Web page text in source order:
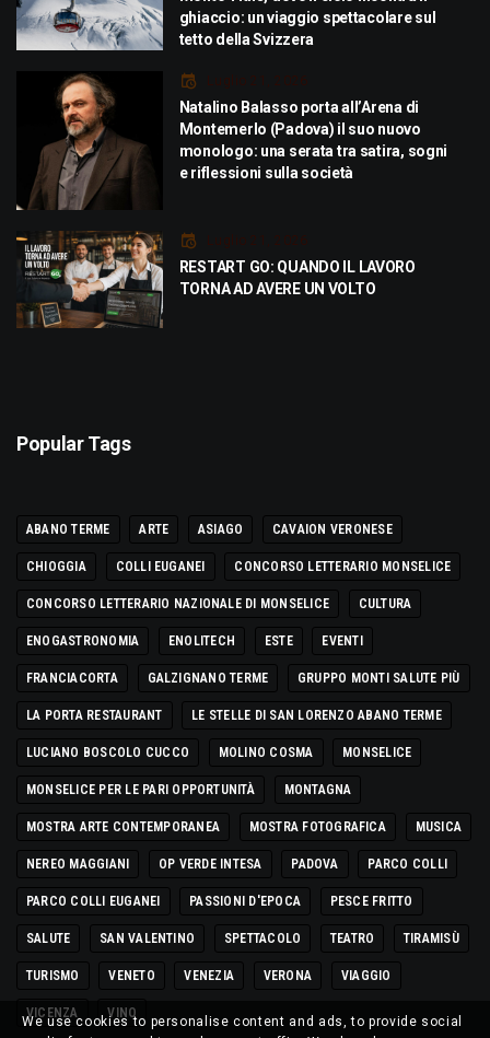
ghiaccio: un viaggio spettacolare sul
tetto della Svizzera
Luglio 21, 2026
Natalino Balasso porta all’Arena di
Montemerlo (Padova) il suo nuovo
monologo: una serata tra satira, sogni
e riflessioni sulla società
Luglio 21, 2026
RESTART GO: QUANDO IL LAVORO
TORNA AD AVERE UN VOLTO
Popular Tags
ABANO TERME ARTE ASIAGO CAVAION VERONESE
CHIOGGIA COLLI EUGANEI CONCORSO LETTERARIO MONSELICE
CONCORSO LETTERARIO NAZIONALE DI MONSELICE CULTURA
ENOGASTRONOMIA ENOLITECH ESTE EVENTI
FRANCIACORTA GALZIGNANO TERME GRUPPO MONTI SALUTE PIÙ
LA PORTA RESTAURANT LE STELLE DI SAN LORENZO ABANO TERME
LUCIANO BOSCOLO CUCCO MOLINO COSMA MONSELICE
MONSELICE PER LE PARI OPPORTUNITÀ MONTAGNA
MOSTRA ARTE CONTEMPORANEA MOSTRA FOTOGRAFICA MUSICA
NEREO MAGGIANI OP VERDE INTESA PADOVA PARCO COLLI
PARCO COLLI EUGANEI PASSIONI D'EPOCA PESCE FRITTO
SALUTE SAN VALENTINO SPETTACOLO TEATRO TIRAMISÙ
TURISMO VENETO VENEZIA VERONA VIAGGIO
VICENZA VINO
We use cookies to personalise content and ads, to provide social